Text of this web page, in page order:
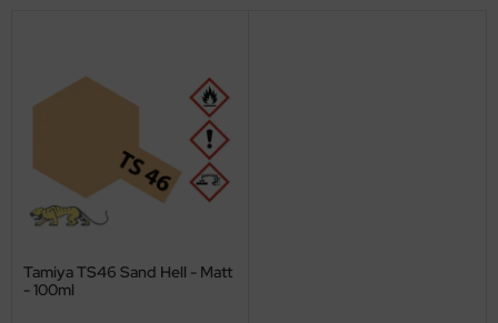
Tamiya TS46 Sand Hell - Matt
- 100ml
Tools